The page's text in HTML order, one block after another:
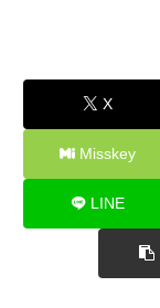
X
Misskey
LINE